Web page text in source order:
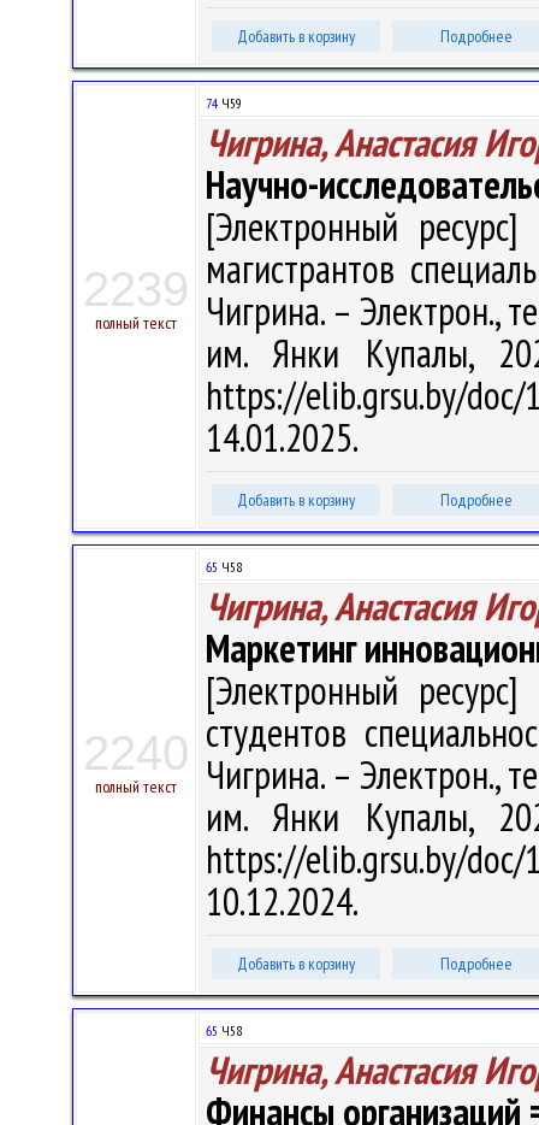
Добавить в корзину Подробнее
2239
полный текст
74 Ч59
Чигрина, Анастасия
Научно-
[Электронный
магистрантов
Чигрина. – Электрон.,
им. Янки Купалы,
https://elib.grsu.by/
14.01.2025.
Добавить в корзину Подробнее
2240
полный текст
65 Ч58
Чигрина, Анастасия
Маркетинг
[Электронный
студентов
Чигрина. – Электрон.,
им. Янки Купалы,
https://elib.grsu.by/
10.12.2024.
Добавить в корзину Подробнее
65 Ч58
Чигрина, Анастасия
Финансы организаций